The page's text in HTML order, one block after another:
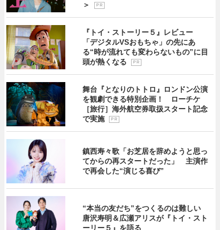
＞
P R
『トイ・ストーリー５』レビュー
「デジタルVSおもちゃ」の先にあ
る“時が流れても変わらないもの”に目
頭が熱くなる
P R
舞台『となりのトトロ』ロンドン公演
を観劇できる特別企画！ ローチケ
［旅行］海外航空券取扱スタート記念
で実施
P R
鎮西寿々歌「お芝居を辞めようと思っ
てからの再スタートだった」 主演作
で再会した“演じる喜び”
“本当の友だち”をつくるのは難しい
唐沢寿明＆広瀬アリスが『トイ・スト
ーリー５』を語る